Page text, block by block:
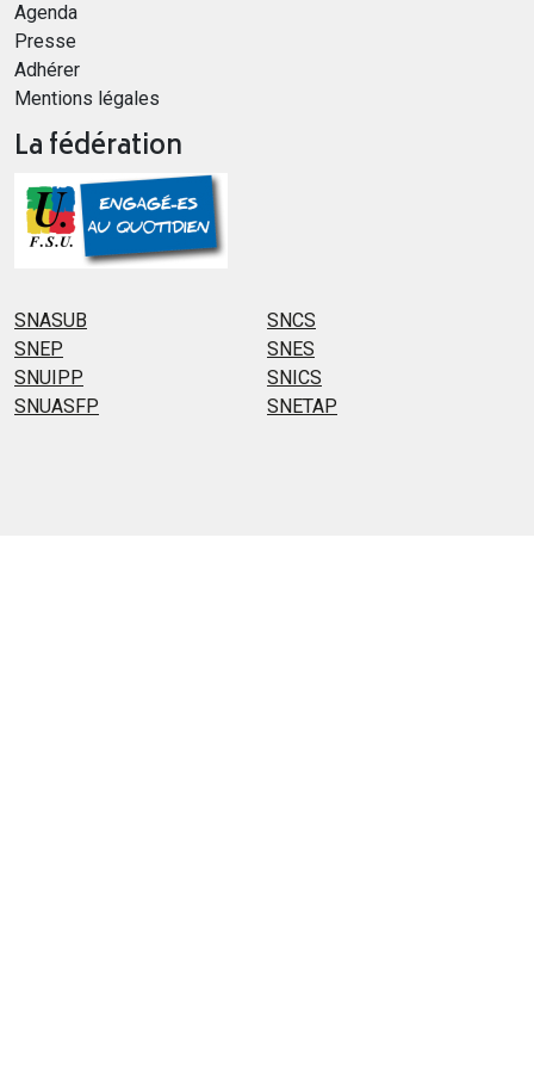
Agenda
Presse
Adhérer
Mentions légales
La fédération
SNASUB
SNCS
SNEP
SNES
SNUIPP
SNICS
SNUASFP
SNETAP